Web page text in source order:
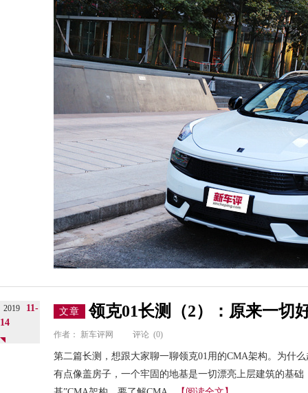
2019
11-
14
文章 领克01长测（2）：原来一切
作者： 新车评网 评论 (0)
第二篇长测，想跟大家聊一聊领克01用的CMA架构。为什
有点像盖房子，一个牢固的地基是一切漂亮上层建筑的基